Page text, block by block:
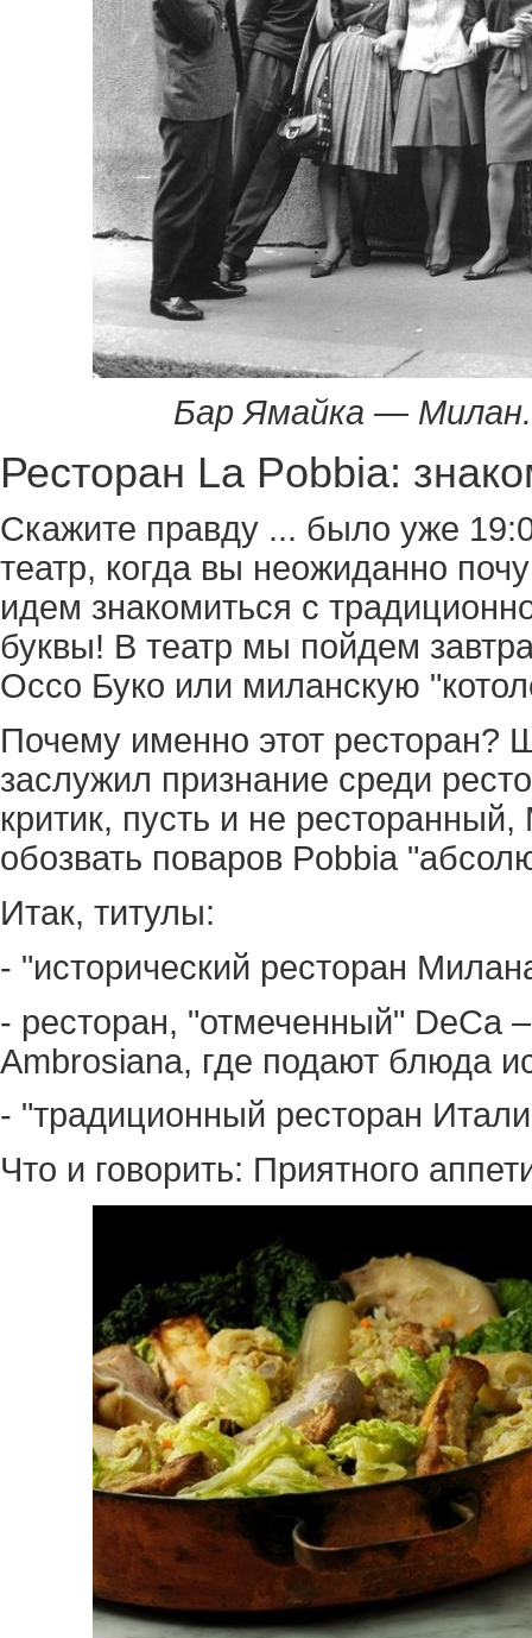
Бар Ямайка —
Ресторан La Pobbia:
Скажите правду ... было уже
театр, когда вы неожиданно
идем знакомиться с
буквы! В театр мы пойдем
Оссо Буко или миланскую
Почему именно этот ресторан?
заслужил признание среди
критик, пусть и не
обозвать поваров Pobbia
Итак, титулы:
- "исторический ресторан
- ресторан, "отмеченный" DeCa
Ambrosiana, где подают блюда
- "традиционный ресторан
Что и говорить: Приятного